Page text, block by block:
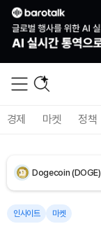
경제 마켓 정책
XRP (XRP)
Dogecoin (DOGE)
Bitcoin (BTC)
인사이트 마켓